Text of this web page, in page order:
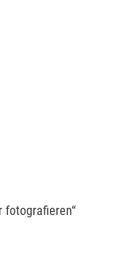
fotografieren“